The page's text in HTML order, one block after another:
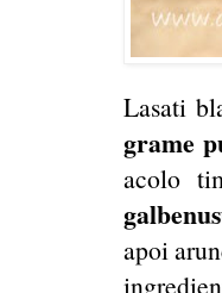
Lasati
grame
acolo
apoi